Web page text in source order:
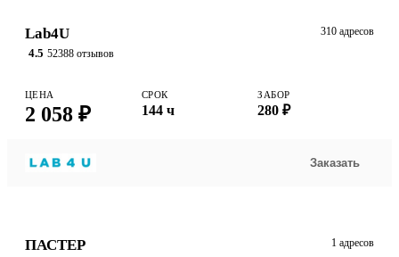
Lab4U
4.5 52388 отзывов
310 адресов
ЦЕНА
2 058 ₽
СРОК
144 ч
ЗАБОР
280 ₽
Заказать
ПАСТЕР 1 адресов